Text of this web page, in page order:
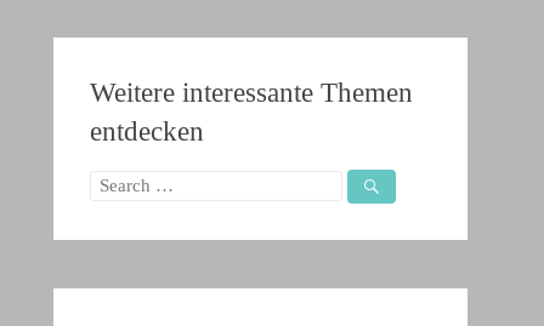
Weitere interessante Themen
entdecken
Search